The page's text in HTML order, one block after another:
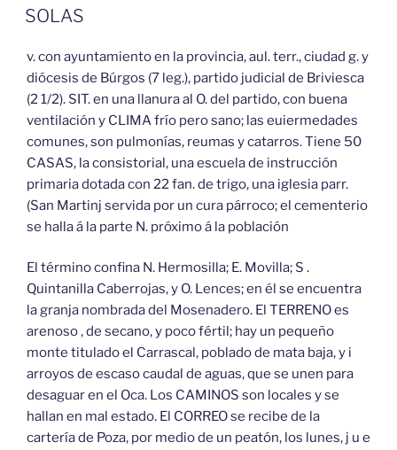
EL
SOLAS
v. con ayuntamiento en la provincia, aul. terr., ciudad g. y
diócesis de Búrgos (7 leg.), partido judicial de Briviesca
(2 1/2). SIT. en una llanura al O. del partido, con buena
ventilación y CLIMA frío pero sano; las euiermedades
comunes, son pulmonías, reumas y catarros. Tiene 50
CASAS, la consistorial, una escuela de instrucción
primaria dotada con 22 fan. de trigo, una iglesia parr.
(San Martinj servida por un cura párroco; el cementerio
se halla á la parte N. próximo á la población
El término confina N. Hermosilla; E. Movilla; S .
Quintanilla Caberrojas, y O. Lences; en él se encuentra
la granja nombrada del Mosenadero. El TERRENO es
arenoso , de secano, y poco fértil; hay un pequeño
monte titulado el Carrascal, poblado de mata baja, y i
arroyos de escaso caudal de aguas, que se unen para
desaguar en el Oca. Los CAMINOS son locales y se
hallan en mal estado. El CORREO se recibe de la
cartería de Poza, por medio de un peatón, los lunes, j u e